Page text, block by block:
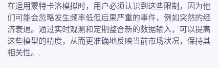
在运用蒙特卡洛模拟时，用户必须认识到这些限制，因为他
们可能会忽略发生频率低但后果严重的事件，例如突然的经
济衰退。通过实时观测和定期整合新的数据输入，可以提高
这些模型的精度，从而更准确地反映当前市场状况，保持其
相关性。.